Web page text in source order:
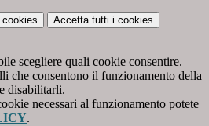
cookies Accetta tutti i cookies
scegliere quali cookie consentire.
che consentono il funzionamento della
disabilitarli.
necessari al funzionamento potete
.